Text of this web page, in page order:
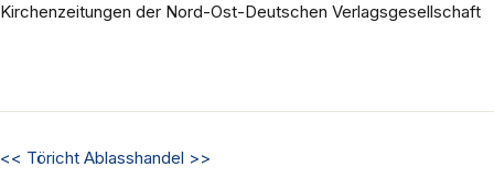
Kirchenzeitungen der Nord-Ost-Deutschen Verlagsgesellschaft
<< Töricht Ablasshandel >>